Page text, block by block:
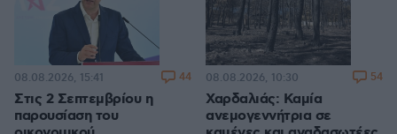
Στις 2 Σεπτεμβρίου η
παρουσίαση του
08.08.2026, 15:41 44
Χαρδαλιάς: Καμία
ανεμογεννήτρια σε
08.08.2026, 10:30 54